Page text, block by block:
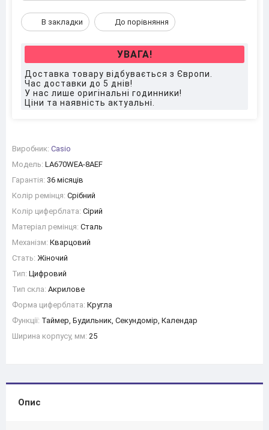
В закладки До порівняння
УВАГА!
Доставка товару відбувається з Європи.
Час доставки до 5 днів!
У нас лише оригінальні годинники!
Ціни та наявність актуальні.
Виробник: Casio
Модель: LA670WEA-8AEF
Гарантія: 36 місяців
Колір ремінця: Срібний
Колір циферблата: Сірий
Матеріал ремінця: Сталь
Механізм: Кварцовий
Стать: Жіночий
Тип: Цифровий
Тип скла: Акрилове
Форма циферблата: Кругла
Функції: Таймер, Будильник, Секундомір, Календар
Ширина корпусу, мм: 25
Опис